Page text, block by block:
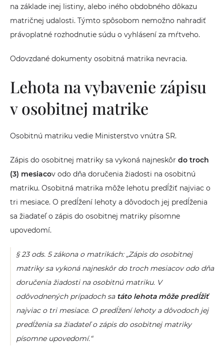
na základe inej listiny, alebo iného obdobného dôkazu
matričnej udalosti. Týmto spôsobom nemožno nahradiť
právoplatné rozhodnutie súdu o vyhlásení za mŕtveho.
Odovzdané dokumenty osobitná matrika nevracia.
Lehota na vybavenie zápisu
v osobitnej matrike
Osobitnú matriku vedie Ministerstvo vnútra SR.
Zápis do osobitnej matriky sa vykoná najneskôr do troch
(3) mesiacov odo dňa doručenia žiadosti na osobitnú
matriku. Osobitná matrika môže lehotu predĺžiť najviac o
tri mesiace. O predĺžení lehoty a dôvodoch jej predĺženia
sa žiadateľ o zápis do osobitnej matriky písomne
upovedomí.
§ 23 ods. 5 zákona o matrikách: „Zápis do osobitnej
matriky sa vykoná najneskôr do troch mesiacov odo dňa
doručenia žiadosti na osobitnú matriku. V
odôvodnených prípadoch sa táto lehota môže predĺžiť
najviac o tri mesiace. O predĺžení lehoty a dôvodoch jej
predĺženia sa žiadateľ o zápis do osobitnej matriky
písomne upovedomí.“